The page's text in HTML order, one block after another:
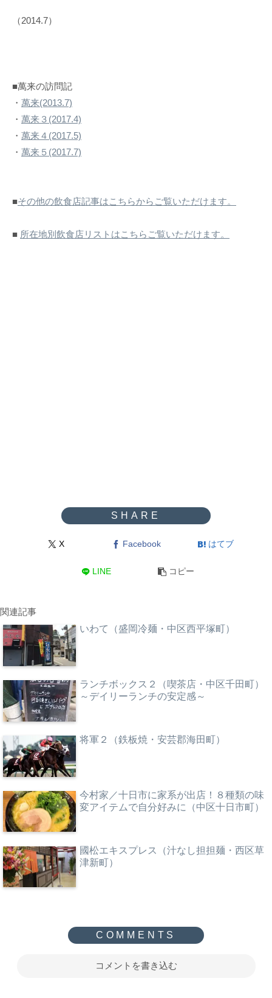
（2014.7）
■萬来の訪問記
・ 萬来(2013.7)
・ 萬来３(2017.4)
・ 萬来４(2017.5)
・ 萬来５(2017.7)
■その他の飲食店記事はこちらからご覧いただけます。
■ 所在地別飲食店リストはこちらご覧いただけます。
X Facebook はてブ
LINE コピー
関連記事
いわて（盛岡冷麺・中区西平塚町）
ランチボックス２（喫茶店・中区千田町）
～デイリーランチの安定感～
将軍２（鉄板焼・安芸郡海田町）
今村家／十日市に家系が出店！８種類の味
変アイテムで自分好みに（中区十日市町）
國松エキスプレス（汁なし担担麺・西区草
津新町）
コメントを書き込む